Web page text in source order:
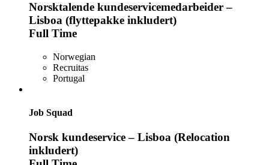
Norsktalende kundeservicemedarbeider –
Lisboa (flyttepakke inkludert)
Full Time
Norwegian
Recruitas
Portugal
Job Squad
Norsk kundeservice – Lisboa (Relocation
inkludert)